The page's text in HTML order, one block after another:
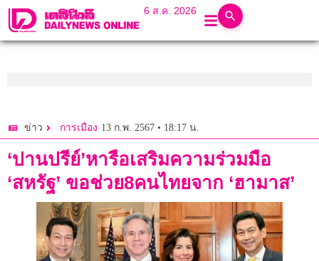
6 ส.ค. 2026
ข่าว การเมือง 13 ก.พ. 2567 • 18:17 น.
‘ปานปรีย์’หารือเสริมความร่วมมือ
‘สหรัฐ’ ขอช่วย8คนไทยจาก ‘ฮามาส’